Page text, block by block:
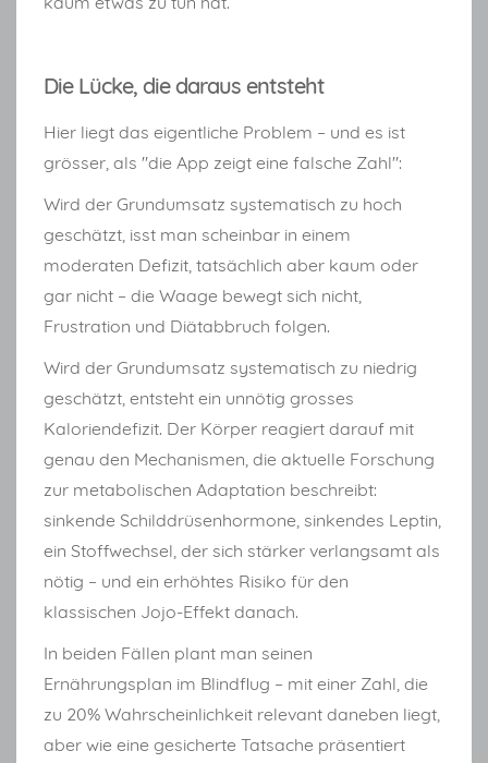
Die Lücke, die daraus entsteht
Hier liegt das eigentliche Problem – und es ist
grösser, als "die App zeigt eine falsche Zahl":
Wird der Grundumsatz systematisch zu hoch
geschätzt, isst man scheinbar in einem
moderaten Defizit, tatsächlich aber kaum oder
gar nicht – die Waage bewegt sich nicht,
Frustration und Diätabbruch folgen.
Wird der Grundumsatz systematisch zu niedrig
geschätzt, entsteht ein unnötig grosses
Kaloriendefizit. Der Körper reagiert darauf mit
genau den Mechanismen, die aktuelle Forschung
zur metabolischen Adaptation beschreibt:
sinkende Schilddrüsenhormone, sinkendes Leptin,
ein Stoffwechsel, der sich stärker verlangsamt als
nötig – und ein erhöhtes Risiko für den
klassischen Jojo-Effekt danach.
In beiden Fällen plant man seinen
Ernährungsplan im Blindflug – mit einer Zahl, die
zu 20% Wahrscheinlichkeit relevant daneben liegt,
aber wie eine gesicherte Tatsache präsentiert